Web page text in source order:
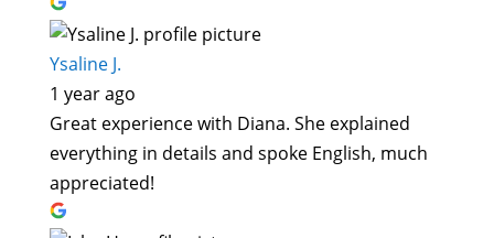
Ysaline J.
1 year ago
Great experience with Diana. She explained
everything in details and spoke English, much
appreciated!